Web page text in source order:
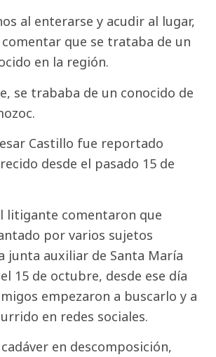
al enterarse y acudir al lugar,
que se trataba de un
en la región.
se trababa de un conocido de
Castillo fue reportado
desde el pasado 15 de
litigante comentaron que
por varios sujetos
junta auxiliar de Santa María
15 de octubre, desde ese día
empezaron a buscarlo y a
en redes sociales.
en descomposición,